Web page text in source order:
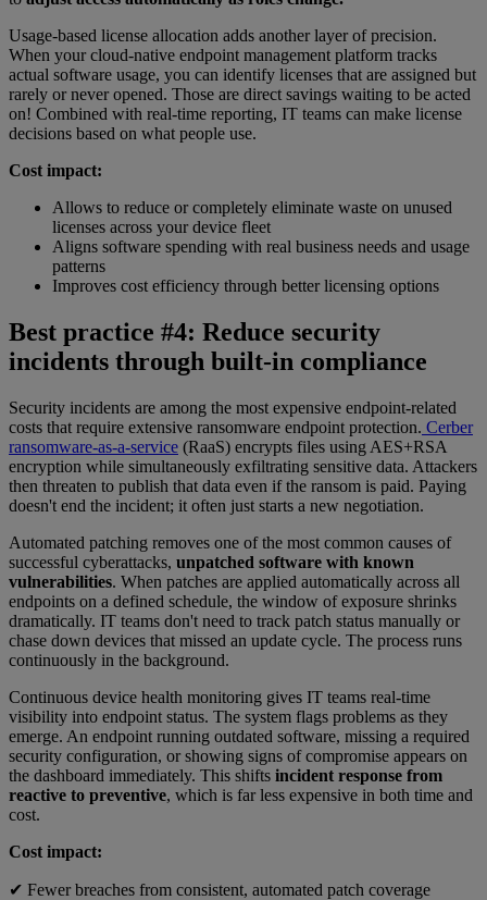
Usage-based license allocation adds another layer of precision.
When your cloud-native endpoint management platform tracks
actual software usage, you can identify licenses that are assigned but
rarely or never opened. Those are direct savings waiting to be acted
on! Combined with real-time reporting, IT teams can make license
decisions based on what people use.
Cost impact:
Allows to reduce or completely eliminate waste on unused
licenses across your device fleet
Aligns software spending with real business needs and usage
patterns
Improves cost efficiency through better licensing options
Best practice #4: Reduce security
incidents through built-in compliance
Security incidents are among the most expensive endpoint-related
costs that require extensive ransomware endpoint protection. Cerber
ransomware-as-a-service (RaaS) encrypts files using AES+RSA
encryption while simultaneously exfiltrating sensitive data. Attackers
then threaten to publish that data even if the ransom is paid. Paying
doesn't end the incident; it often just starts a new negotiation.
Automated patching removes one of the most common causes of
successful cyberattacks, unpatched software with known
vulnerabilities. When patches are applied automatically across all
endpoints on a defined schedule, the window of exposure shrinks
dramatically. IT teams don't need to track patch status manually or
chase down devices that missed an update cycle. The process runs
continuously in the background.
Continuous device health monitoring gives IT teams real-time
visibility into endpoint status. The system flags problems as they
emerge. An endpoint running outdated software, missing a required
security configuration, or showing signs of compromise appears on
the dashboard immediately. This shifts incident response from
reactive to preventive, which is far less expensive in both time and
cost.
Cost impact:
✔ Fewer breaches from consistent, automated patch coverage